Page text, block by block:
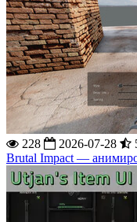
228 2026-07-28
Brutal Impact —